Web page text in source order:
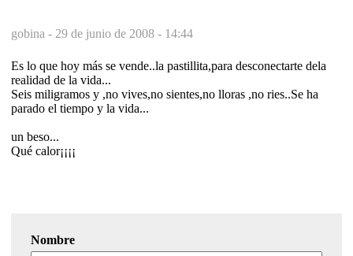
gobina - 29 de junio de 2008 - 14:44
Es lo que hoy más se vende..la pastillita,para desconectarte dela
realidad de la vida...
Seis miligramos y ,no vives,no sientes,no lloras ,no ries..Se ha
parado el tiempo y la vida...
un beso...
Qué calor¡¡¡¡
Nombre